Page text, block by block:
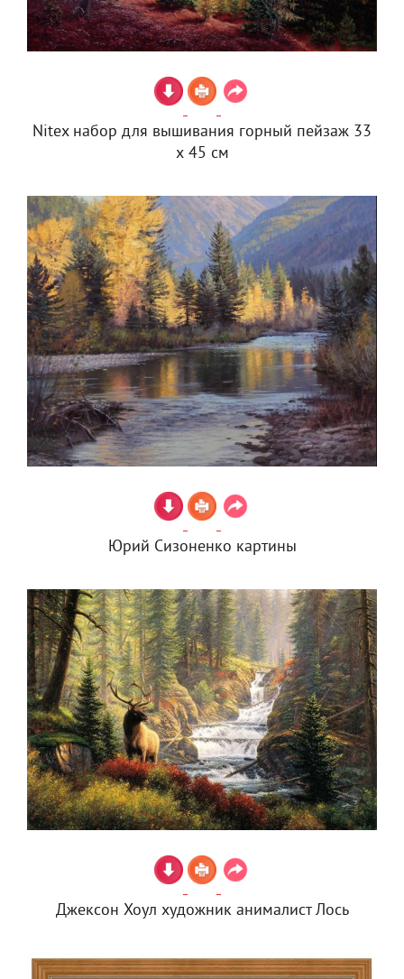
Nitex набор для вышивания горный пейзаж 33
х 45 см
Юрий Сизоненко картины
Джексон Хоул художник анималист Лось